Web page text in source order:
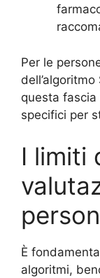
Per le
questa
specifici per
I limiti
È
algoritmi,